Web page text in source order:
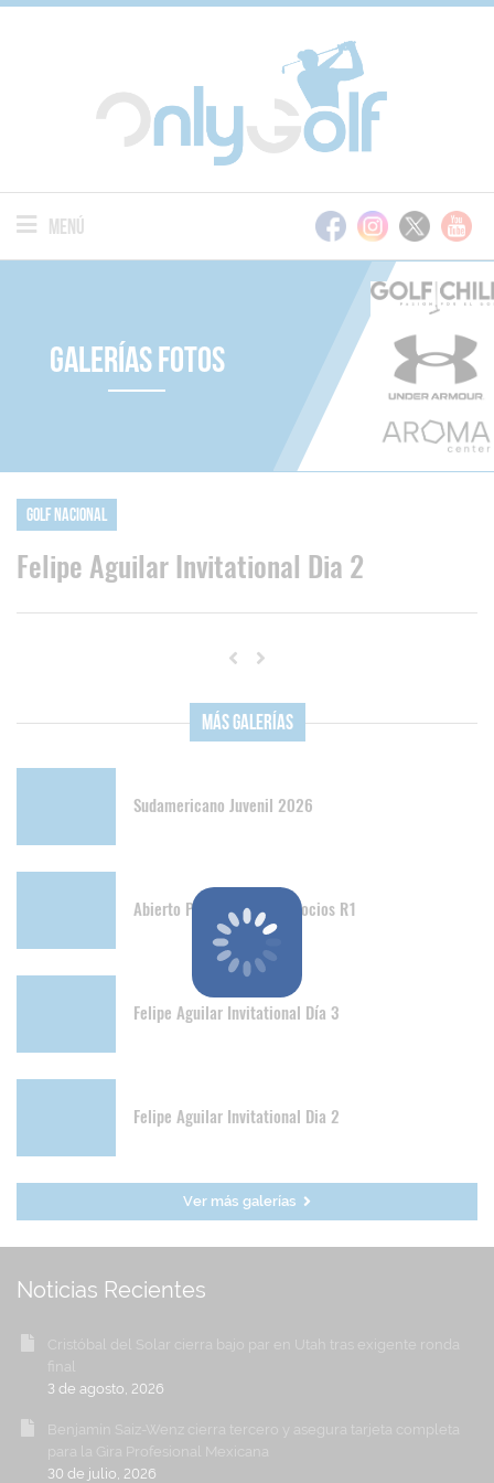
Menú
Galerías Fotos
Golf Nacional
Felipe Aguilar Invitational Dia 2
Más Galerías
Sudamericano Juvenil 2026
Abierto Papudo Senior y Socios R1
Felipe Aguilar Invitational Día 3
Felipe Aguilar Invitational Dia 2
Ver más galerías
Noticias Recientes
Cristóbal del Solar cierra bajo par en Utah tras exigente ronda
final
3 de agosto, 2026
Benjamín Saiz-Wenz cierra tercero y asegura tarjeta completa
para la Gira Profesional Mexicana
30 de julio, 2026